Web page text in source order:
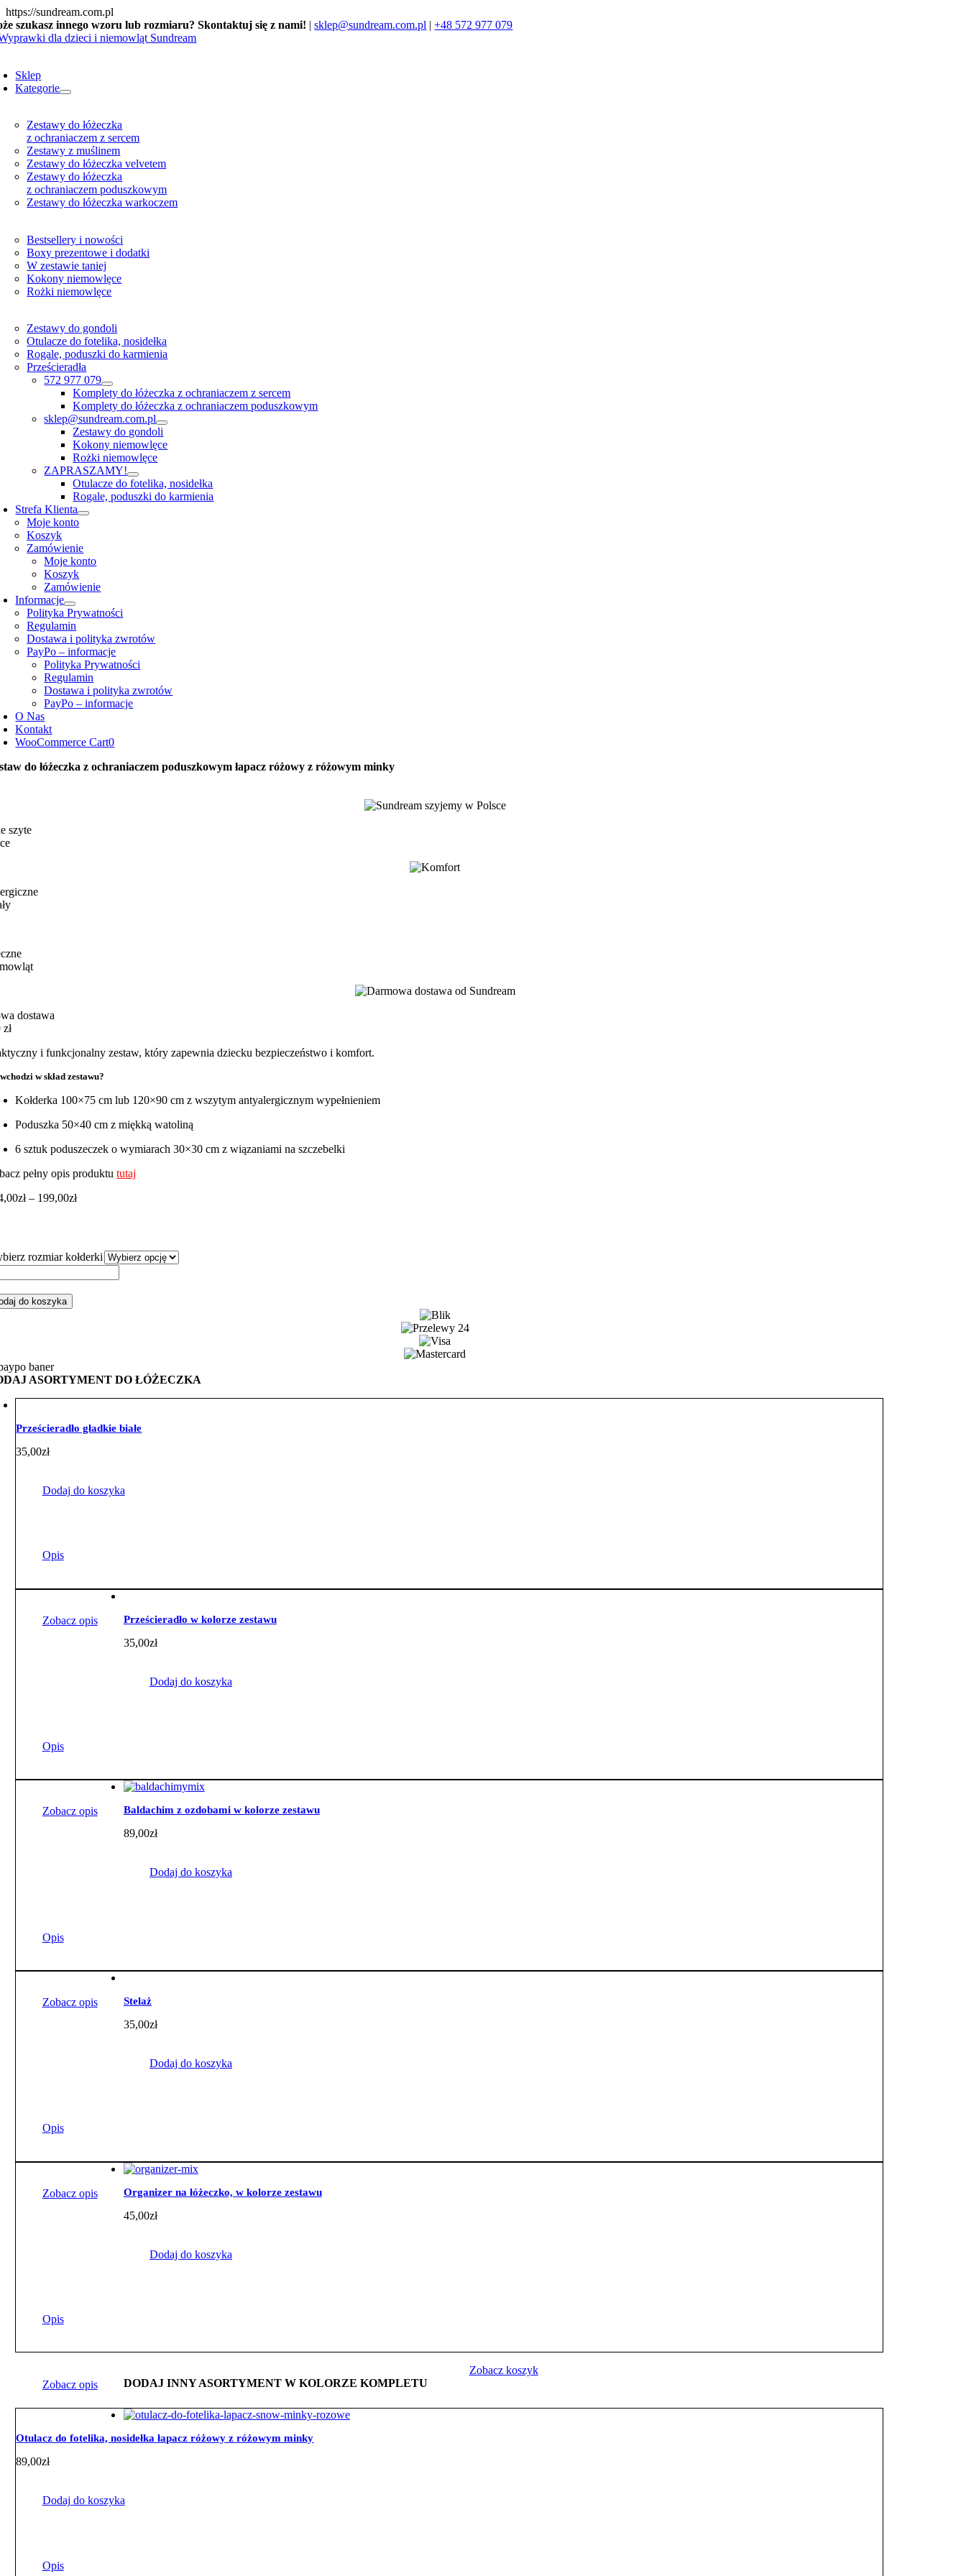
https://sundream.com.pl
to
content
szukasz innego wzoru lub rozmiaru? Skontaktuj się z nami! |sklep@sundream.com.pl |+48 572 977 079
Sklep
Kategorie
Zestawy do łóżeczka
z ochraniaczem z sercem
Zestawy z muślinem
Zestawy do łóżeczka velvetem
Zestawy do łóżeczka
z ochraniaczem poduszkowym
Zestawy do łóżeczka warkoczem
Bestsellery i nowości
Boxy prezentowe i dodatki
W zestawie taniej
Kokony niemowlęce
Rożki niemowlęce
Zestawy do gondoli
Otulacze do fotelika, nosidełka
Rogale, poduszki do karmienia
Prześcieradła
572 977 079
Komplety do łóżeczka z ochraniaczem z sercem
Komplety do łóżeczka z ochraniaczem poduszkowym
sklep@sundream.com.pl
Zestawy do gondoli
Kokony niemowlęce
Rożki niemowlęce
ZAPRASZAMY!
Otulacze do fotelika, nosidełka
Rogale, poduszki do karmienia
Strefa Klienta
Moje konto
Koszyk
Zamówienie
Moje konto
Koszyk
Zamówienie
Informacje
Polityka Prywatności
Regulamin
Dostawa i polityka zwrotów
PayPo – informacje
Polityka Prywatności
Regulamin
Dostawa i polityka zwrotów
PayPo – informacje
O Nas
Kontakt
WooCommerce Cart0
do łóżeczka z ochraniaczem poduszkowym łapacz różowy z różowym minky
szyte
dostawa
i funkcjonalny zestaw, który zapewnia dziecku bezpieczeństwo i komfort.
w skład zestawu?
Kołderka 100×75 cm lub 120×90 cm z wszytym antyalergicznym wypełnieniem
Poduszka 50×40 cm z miękką watoliną
6 sztuk poduszeczek o wymiarach 30×30 cm z wiązaniami na szczebelki
pełny opis produktututaj
zł – 199,00złZakres
199,00zł
rozmiar kołderki
do koszyka
ASORTYMENT DO ŁÓŻECZKA
Prześcieradło gładkie białe
35,00zł
Dodaj do koszyka
Opis
Zobacz opis Prześcieradło w kolorze zestawu
35,00zł
Dodaj do koszyka
Opis
Zobacz opis Baldachim z ozdobami w kolorze zestawu
89,00zł
Dodaj do koszyka
Opis
Zobacz opis Stelaż
35,00zł
Dodaj do koszyka
Opis
Zobacz opis Organizer na łóżeczko, w kolorze zestawu
45,00zł
Dodaj do koszyka
Opis
Zobacz opis
Zobacz koszyk
DODAJ INNY ASORTYMENT W KOLORZE KOMPLETU
Otulacz do fotelika, nosidełka łapacz różowy z różowym minky
89,00zł
Dodaj do koszyka
Opis